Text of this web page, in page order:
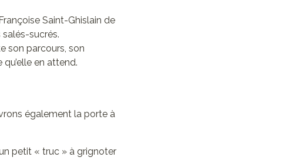
Saint-Ghislain de
sucrés.
son parcours, son
en attend.
également la porte à
petit « truc » à grignoter